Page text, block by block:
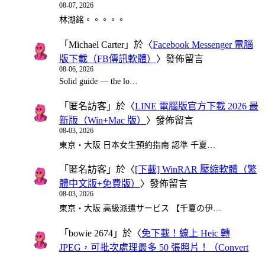
08-07, 2026
林湖銘。。。。。
「 Michael Carter」於〈Facebook Messenger 電腦
版下載（FB傳訊軟體） 〉發佈留言
08-06, 2026
Solid guide — the lo…
「 匿名訪客 」於〈LINE 電腦版官方下載 2026 最
新版（Win+Mac 版） 〉發佈留言
08-03, 2026
東京・大阪 日本女生預約指南 認準 千夏…
「 匿名訪客 」於〈[下載] WinRAR 壓縮軟體（繁
體中文版+免費版） 〉發佈留言
08-03, 2026
東京・大阪 高級派遣サービス 【千夏の伊…
「 bowie 2674 」於〈免下載！線上 Heic 轉
JPEG，可批次處理最多 50 張照片！（Convert